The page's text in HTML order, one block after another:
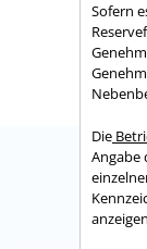
Sofern
Die
Angabe